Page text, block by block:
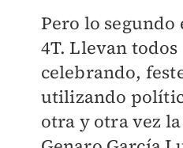
Pero lo segundo
4T. Llevan todos
celebrando,
utilizando
otra y otra vez